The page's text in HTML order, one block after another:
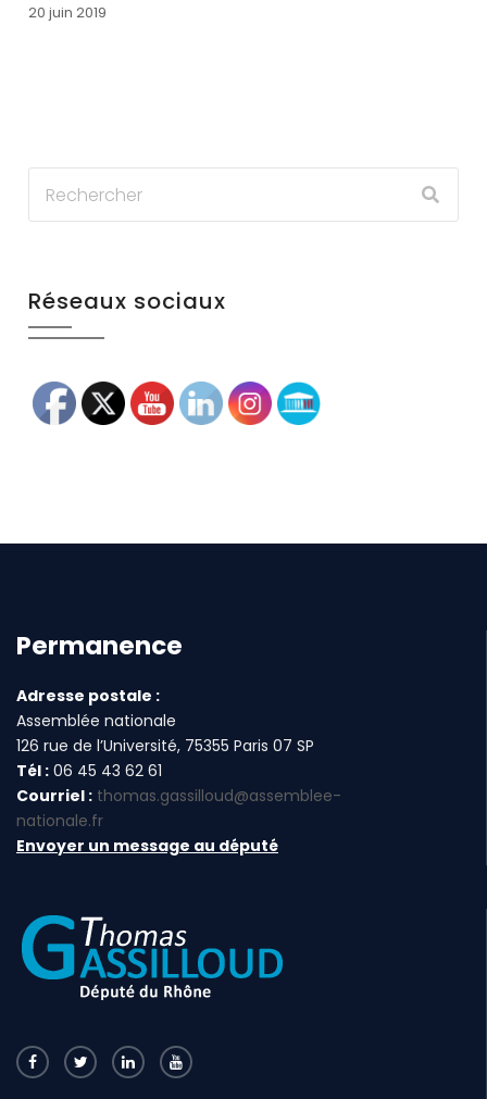
20 juin 2019
Réseaux sociaux
Permanence
Adresse postale :
Assemblée nationale
126 rue de l’Université, 75355 Paris 07 SP
Tél : 06 45 43 62 61
Courriel : thomas.gassilloud@assemblee-
nationale.fr
Envoyer un message au député